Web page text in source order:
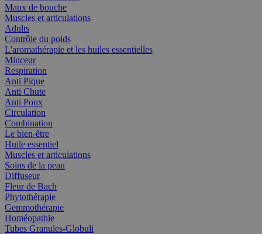
Maux de bouche
Muscles et articulations
Adults
Contrôle du poids
L'aromathérapie et les huiles essentielles
Minceur
Respiration
Anti Pique
Anti Chute
Anti Poux
Circulation
Combination
Le bien-être
Huile essentiel
Muscles et articulations
Soins de la peau
Diffuseur
Fleur de Bach
Phytothérapie
Gemmothérapie
Homéopathie
Tubes Granules-Globuli